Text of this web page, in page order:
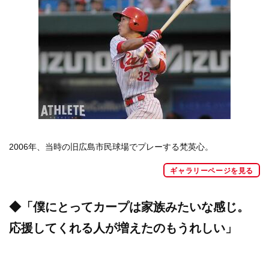
2006年、当時の旧広島市民球場でプレーする梵英心。
ギャラリーページを見る
◆「僕にとってカープは家族みたいな感じ。
応援してくれる人が増えたのもうれしい」